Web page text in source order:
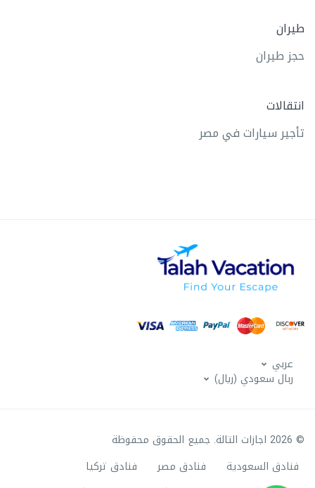
طيران
حجز طيران
انتقالات
تأجير سيارات في مصر
عربي
ربال سعودي (ريال)
© 2026 اجازات التالة. جميع الحقوق محفوظة
فنادق السعودية
فنادق مصر
فنادق تركيا